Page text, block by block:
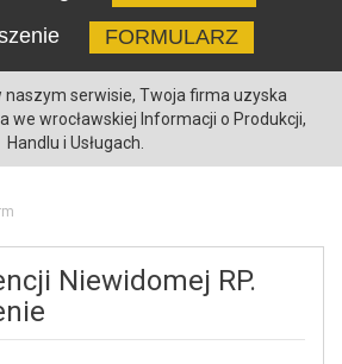
FORMULARZ
naszym serwisie, Twoja firma uzyska
we wrocławskiej Informacji o Produkcji,
Handlu i Usługach.
Niewidomej RP.